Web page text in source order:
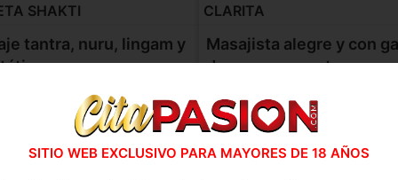
SHAKTI
tantra, nuru, lingam y
el verdadero tantra!
una presencia afectuosa,
conectada, el tacto
CLARITA
Masajista alegre y con
de conocer gente nuev
Soy Clarita, una chica
con muchas ganas de
momentos únicos. Me
SITIO WEB EXCLUSIVO PARA MAYORES DE 18 AÑOS